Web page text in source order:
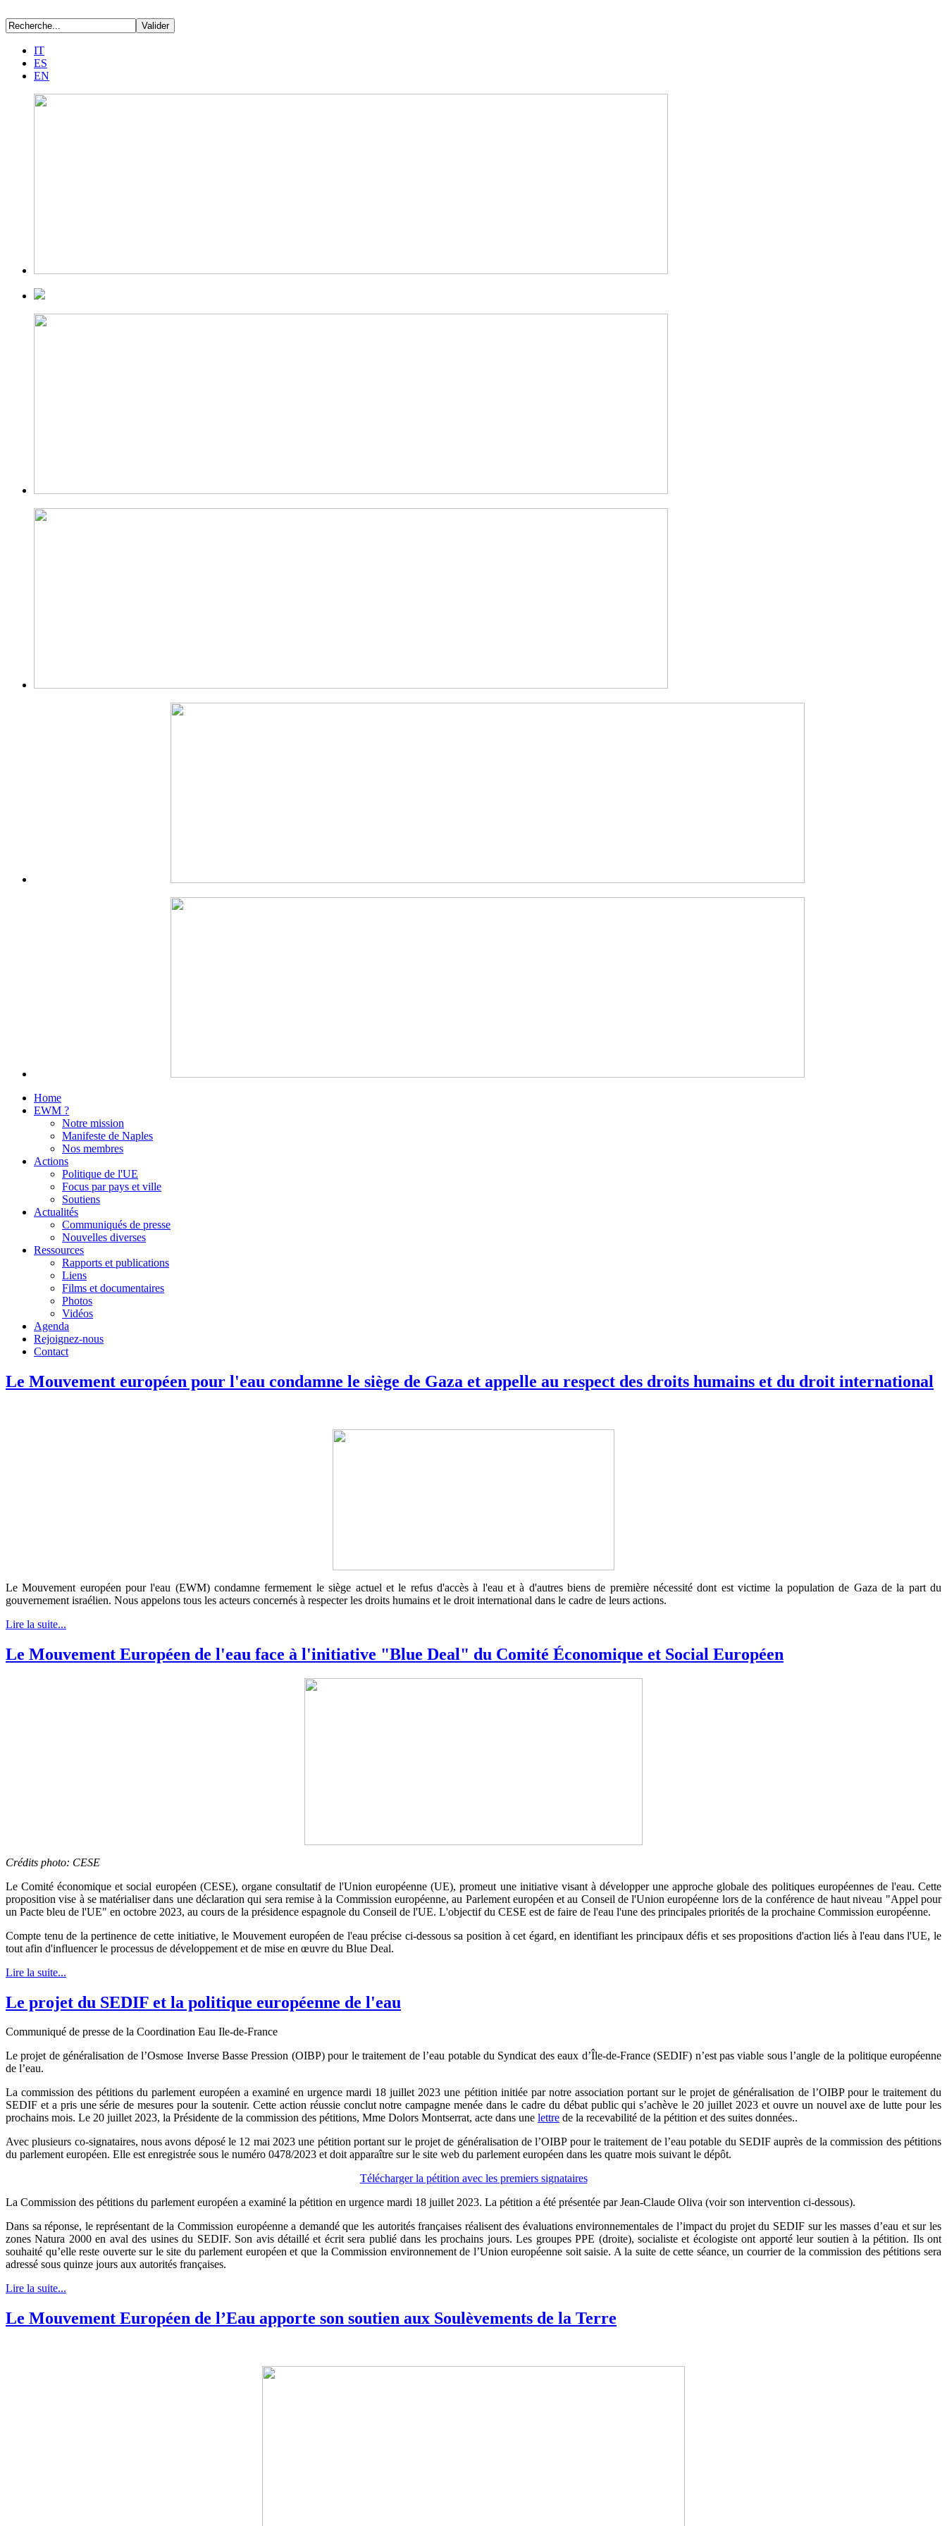
IT
ES
EN
Home
EWM ?
Notre mission
Manifeste de Naples
Nos membres
Actions
Politique de l'UE
Focus par pays et ville
Soutiens
Actualités
Communiqués de presse
Nouvelles diverses
Ressources
Rapports et publications
Liens
Films et documentaires
Photos
Vidéos
Agenda
Rejoignez-nous
Contact
Le Mouvement européen pour l'eau condamne le siège de Gaza et appelle au respect des droits humains et du droit international
Le Mouvement européen pour l'eau (EWM) condamne fermement le siège actuel et le refus d'accès à l'eau et à d'autres biens de première nécessité dont est victime la population de Gaza de la part du
gouvernement israélien. Nous appelons tous les acteurs concernés à respecter les droits humains et le droit international dans le cadre de leurs actions.
Lire la suite...
Le Mouvement Européen de l'eau face à l'initiative "Blue Deal" du Comité Économique et Social Européen
Crédits photo: CESE
Le Comité économique et social européen (CESE), organe consultatif de l'Union européenne (UE), promeut une initiative visant à développer une approche globale des politiques européennes de l'eau. Cette
proposition vise à se matérialiser dans une déclaration qui sera remise à la Commission européenne, au Parlement européen et au Conseil de l'Union européenne lors de la conférence de haut niveau "Appel pour
un Pacte bleu de l'UE" en octobre 2023, au cours de la présidence espagnole du Conseil de l'UE. L'objectif du CESE est de faire de l'eau l'une des principales priorités de la prochaine Commission européenne.
Compte tenu de la pertinence de cette initiative, le Mouvement européen de l'eau précise ci-dessous sa position à cet égard, en identifiant les principaux défis et ses propositions d'action liés à l'eau dans l'UE, le
tout afin d'influencer le processus de développement et de mise en œuvre du Blue Deal.
Lire la suite...
Le projet du SEDIF et la politique européenne de l'eau
Communiqué de presse de la Coordination Eau Ile-de-France
Le projet de généralisation de l’Osmose Inverse Basse Pression (OIBP) pour le traitement de l’eau potable du Syndicat des eaux d’Île-de-France (SEDIF) n’est pas viable sous l’angle de la politique européenne
de l’eau.
La commission des pétitions du parlement européen a examiné en urgence mardi 18 juillet 2023 une pétition initiée par notre association portant sur le projet de généralisation de l’OIBP pour le traitement du
SEDIF et a pris une série de mesures pour la soutenir. Cette action réussie conclut notre campagne menée dans le cadre du débat public qui s’achève le 20 juillet 2023 et ouvre un nouvel axe de lutte pour les
prochains mois. Le 20 juillet 2023, la Présidente de la commission des pétitions, Mme Dolors Montserrat, acte dans une lettre de la recevabilité de la pétition et des suites données..
Avec plusieurs co-signataires, nous avons déposé le 12 mai 2023 une pétition portant sur le projet de généralisation de l’OIBP pour le traitement de l’eau potable du SEDIF auprès de la commission des pétitions
du parlement européen. Elle est enregistrée sous le numéro 0478/2023 et doit apparaître sur le site web du parlement européen dans les quatre mois suivant le dépôt.
Télécharger la pétition avec les premiers signataires
La Commission des pétitions du parlement européen a examiné la pétition en urgence mardi 18 juillet 2023. La pétition a été présentée par Jean-Claude Oliva (voir son intervention ci-dessous).
Dans sa réponse, le représentant de la Commission européenne a demandé que les autorités françaises réalisent des évaluations environnementales de l’impact du projet du SEDIF sur les masses d’eau et sur les
zones Natura 2000 en aval des usines du SEDIF. Son avis détaillé et écrit sera publié dans les prochains jours. Les groupes PPE (droite), socialiste et écologiste ont apporté leur soutien à la pétition. Ils ont
souhaité qu’elle reste ouverte sur le site du parlement européen et que la Commission environnement de l’Union européenne soit saisie. A la suite de cette séance, un courrier de la commission des pétitions sera
adressé sous quinze jours aux autorités françaises.
Lire la suite...
Le Mouvement Européen de l’Eau apporte son soutien aux Soulèvements de la Terre